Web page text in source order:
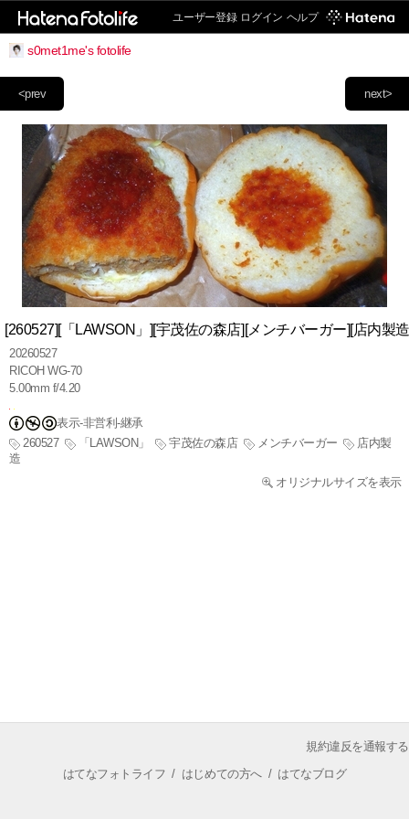
ユーザー登録 ログイン ヘルプ
s0met1me's fotolife
next>
<prev
[260527][「LAWSON」][宇茂佐の森店][メンチバーガー][店内製
20260527
RICOH WG-70
5.00mm f/4.20
表示-非営利-継承
260527
「LAWSON」 宇茂佐の森店 メンチバーガー
店内製
造
オリジナルサイズを表示
規約違反を通報する
はてなフォトライフ / はじめての方へ/ はてなブログ